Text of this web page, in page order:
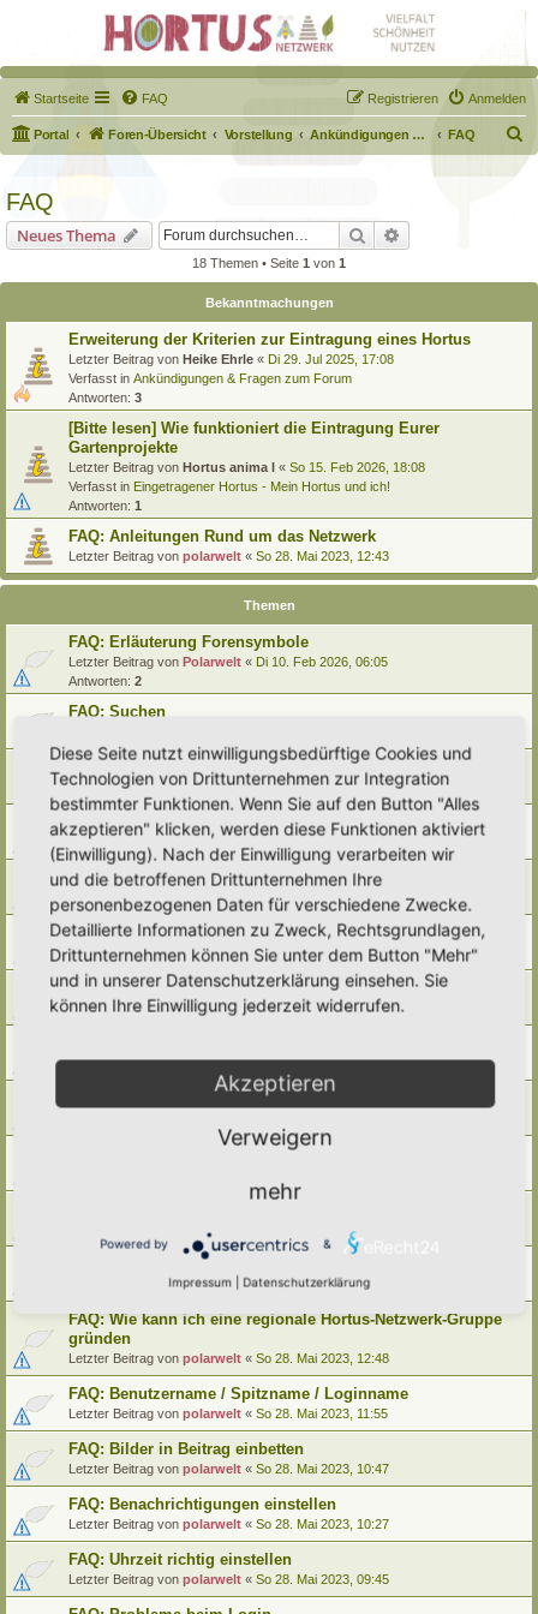
Startseite FAQ Anmelden
Registrieren
Portal Foren-Übersicht Vorstellung Ankündigungen & Fragen zum Forum FAQ
u
FAQ
Neues Thema Suche
18 Themen • Seite 1 von 1
Bekanntmachungen
Erweiterung der Kriterien zur Eintragung eines Hortus
Letzter Beitrag von Heike Ehrle « Di 29. Jul 2025, 17:08
Verfasst in Ankündigungen & Fragen zum Forum
Antworten: 3
[Bitte lesen] Wie funktioniert die Eintragung Eurer
Gartenprojekte
Letzter Beitrag von Hortus anima l « So 15. Feb 2026, 18:08
Verfasst in Eingetragener Hortus - Mein Hortus und ich!
Antworten: 1
FAQ: Anleitungen Rund um das Netzwerk
Letzter Beitrag von polarwelt « So 28. Mai 2023, 12:43
Themen
FAQ: Erläuterung Forensymbole
Letzter Beitrag von Polarwelt « Di 10. Feb 2026, 06:05
Antworten: 2
FAQ: Suchen
FAQ: Entwürfe wiederfinden
Letzter Beitrag von Polarwelt «So 25. Feb 2024, 17:57
FAQ: Direkt zu einem Beitrag springen
Letzter Beitrag von Polarwelt
FAQ: Zum letzten Beitrag springen
Letzter Beitrag von Polarwelt« Mi 21. Jun 2023, 12:36
FAQ: Urheberrecht
Letzter Beitrag vonPolarwelt«Mo 5. Jun 2023, 10:38
FAQ: Karte nach Regionen / Anzeige filtern
Letzter Beitrag vonpolarwelt «Do 1. Jun 2023, 11:05
Letzter Beitrag vonpolarwelt«Do 1. Jun 2023, 10:16
FAQ: Wie kann ich meinen alten Hortus umziehen
FAQ: Wie kann ich meine alte Lebensinsel umziehen
Mo 29. Mai 2023, 10:33
FAQ: Profil ändern / Hortus-Namen hinterlegen
Letzter Beitrag vonpolarwelt «Mo 29. Mai 2023, 08:03
FAQ: Wie kann ich eine regionale Hortus-Netzwerk-Gruppe
gründen
Letzter Beitrag von polarwelt « So 28. Mai 2023, 12:48
FAQ: Benutzername / Spitzname / Loginname
Letzter Beitrag von polarwelt « So 28. Mai 2023, 11:55
FAQ: Bilder in Beitrag einbetten
Letzter Beitrag von polarwelt « So 28. Mai 2023, 10:47
FAQ: Benachrichtigungen einstellen
Letzter Beitrag von polarwelt « So 28. Mai 2023, 10:27
FAQ: Uhrzeit richtig einstellen
Letzter Beitrag von polarwelt « So 28. Mai 2023, 09:45
Diese Seite nutzt einwilligungsbedürftige Cookies und
Technologien von Drittunternehmen zur Integration
bestimmter Funktionen. Wenn Sie auf den Button "Alles
akzeptieren" klicken, werden diese Funktionen aktiviert
(Einwilligung). Nach der Einwilligung verarbeiten wir
und die betroffenen Drittunternehmen Ihre
personenbezogenen Daten für verschiedene Zwecke.
Detaillierte Informationen zu Zweck, Rechtsgrundlagen,
Drittunternehmen können Sie unter dem Button "Mehr"
und in unserer Datenschutzerklärung einsehen. Sie
können Ihre Einwilligung jederzeit widerrufen.
Akzeptieren
Verweigern
mehr
Powered by &
Impressum Datenschutzerklärung